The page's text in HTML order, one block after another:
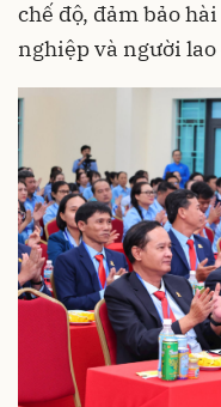
chế độ, đảm bảo
nghiệp và người lao